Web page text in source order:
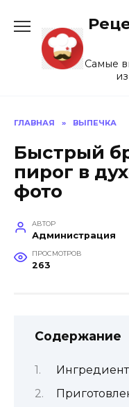
содержанию
Самые
ГЛАВНАЯ » ВЫПЕЧКА
Быстрый
пирог в
фото
АВТОР
Администрация
ПРОСМОТРОВ
263
Содержание